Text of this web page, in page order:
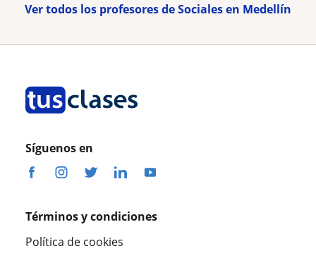
Ver todos los profesores de Sociales en Medellín
Síguenos en
Términos y condiciones
Política de cookies